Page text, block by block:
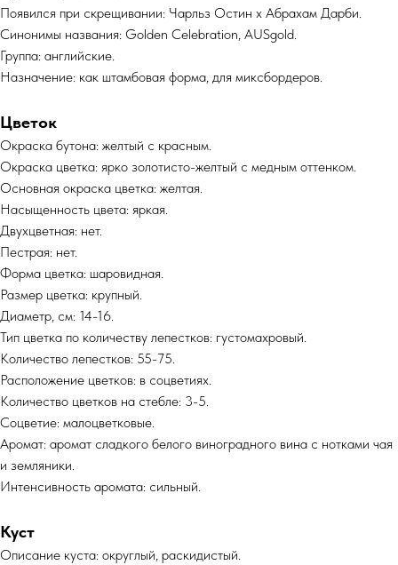
Появился при скрещивании: Чарльз Остин x Абрахам Дарби.
Синонимы названия: Golden Celebration, AUSgold.
Группа: английские.
Назначение: как штамбовая форма, для миксбордеров.
Цветок
Окраска бутона: желтый с красным.
Окраска цветка: ярко золотисто-желтый с медным оттенком.
Основная окраска цветка: желтая.
Насыщенность цвета: яркая.
Двухцветная: нет.
Пестрая: нет.
Форма цветка: шаровидная.
Размер цветка: крупный.
Диаметр, см: 14-16.
Тип цветка по количеству лепестков: густомахровый.
Количество лепестков: 55-75.
Расположение цветков: в соцветиях.
Количество цветков на стебле: 3-5.
Соцветие: малоцветковые.
Аромат: аромат сладкого белого виноградного вина с нотками чая
и земляники.
Интенсивность аромата: сильный.
Куст
Описание куста: округлый, раскидистый.